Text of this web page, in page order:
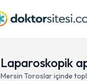
Laparoskopik
Mersin Toroslariçinde